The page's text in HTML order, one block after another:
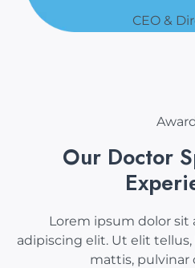
CEO &
Our Doctor
Lorem ipsum dolor
adipiscing elit. Ut elit
mattis, pulvinar